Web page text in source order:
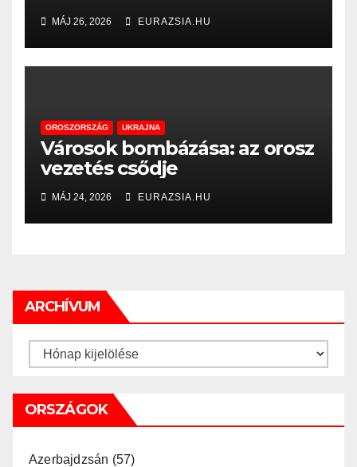
MÁJ 26, 2026 EURAZSIA.HU
OROSZORSZÁG UKRAJNA
Városok bombázása: az orosz
vezetés csődje
MÁJ 24, 2026 EURAZSIA.HU
ARCHÍVUM
Archívum
ORSZÁGOK
Azerbajdzsán (57)